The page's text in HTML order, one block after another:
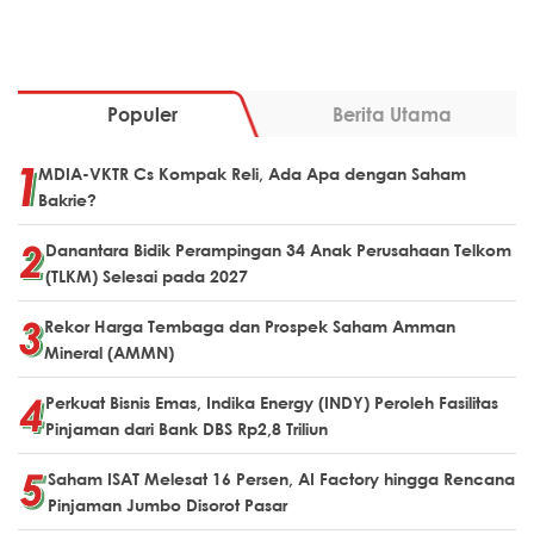
Populer Berita Utama
MDIA-VKTR Cs Kompak Reli, Ada Apa dengan Saham
Bakrie?
Danantara Bidik Perampingan 34 Anak Perusahaan Telkom
(TLKM) Selesai pada 2027
Rekor Harga Tembaga dan Prospek Saham Amman
Mineral (AMMN)
Perkuat Bisnis Emas, Indika Energy (INDY) Peroleh Fasilitas
Pinjaman dari Bank DBS Rp2,8 Triliun
Saham ISAT Melesat 16 Persen, AI Factory hingga Rencana
Pinjaman Jumbo Disorot Pasar